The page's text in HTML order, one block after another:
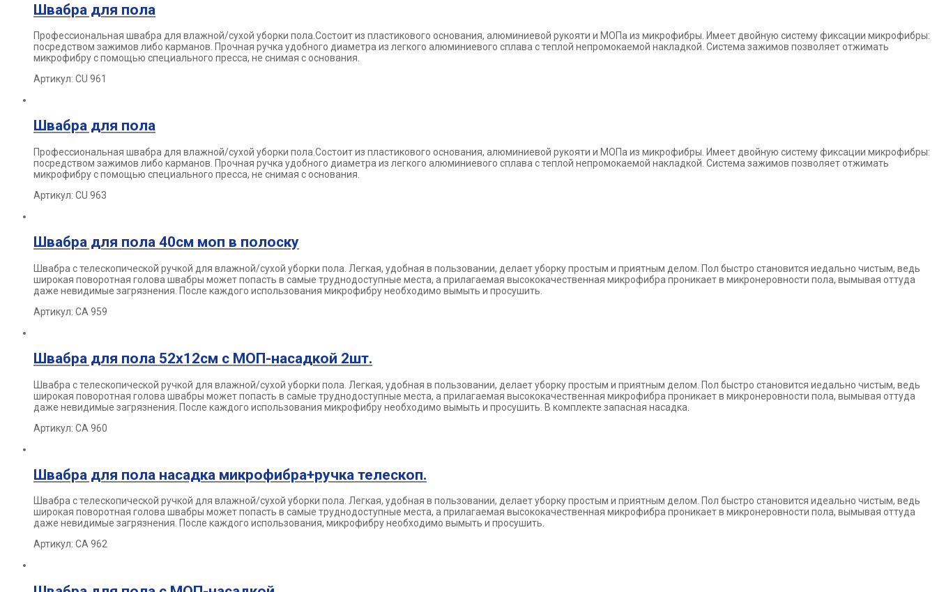
Швабра для пола
Профессиональная швабра для влажной/сухой уборки пола.Состоит из пластикового основания, алюминиевой рукояти и МОПа из микрофибры. Имеет двойную систему фиксации микрофибры:
посредством зажимов либо карманов. Прочная ручка удобного диаметра из легкого алюминиевого сплава с теплой непромокаемой накладкой. Система зажимов позволяет отжимать
микрофибру спомощью специального пресса, не снимая с основания.
Артикул: СU 961
Швабра для пола
Профессиональная швабра для влажной/сухой уборки пола. Состоит из пластикового основания, алюминиевой рукояти и МОПа из микрофибры. Имеет двойную систему фиксации микрофибры:
посредством зажимов либо карманов. Прочная ручка удобного диаметра из легкого алюминиевого сплава с теплой непромокаемой накладкой. Система зажимов позволяет отжимать
микрофибру спомощью специального пресса, не снимая с основания.
Артикул: CU 963
Швабра для пола 40см моп в полоску
Швабра с телескопической ручкой для влажной/сухой уборки пола. Легкая, удобная в пользовании, делает уборку простым и приятным делом. Пол быстро становится иедально чистым, ведь
широкая поворотная голова швабры может попасть в самые труднодоступные места, а прилагаемая высококачественная микрофибра проникает в микронеровности пола, вымывая оттуда
даже невидимые загрязнения. После каждого использования микрофибру необходимо вымыть и просушить.
Артикул: СА 959
Швабра для пола 52х12см с МОП-насадкой 2шт.
Швабра с телескопической ручкой для влажной/сухой уборки пола. Легкая, удобная в пользовании, делает уборку простым и приятным делом. Пол быстро становится иедально чистым, ведь
широкая поворотная голова швабры может попасть в самые труднодоступные места, а прилагаемая высококачественная микрофибра проникает в микронеровности пола, вымывая оттуда
даже невидимые загрязнения. После каждого использования микрофибру необходимо вымыть и просушить. В комплекте запасная насадка.
Артикул: СА 960
Швабра для пола насадка микрофибра+ручка телескоп.
Швабра с телескопической ручкой для влажной/сухой уборки пола. Легкая, удобная в пользовании, делает уборку простым и приятным делом. Пол быстро становится идеально чистым, ведь
широкая поворотная голова швабры может попасть в самые труднодоступные места, а прилагаемая высококачественная микрофибра проникает в микронеровности пола, вымывая оттуда
даже невидимые загрязнения. После каждого использования, микрофибру необходимо вымыть и просушить.
Артикул: СА 962